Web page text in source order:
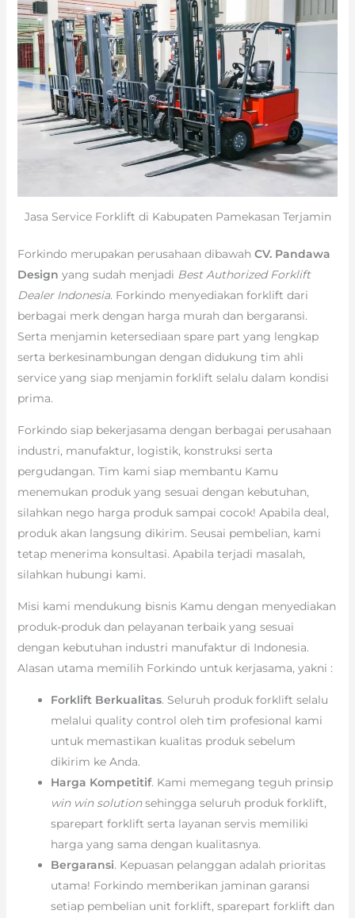
Jasa Service Forklift di Kabupaten Pamekasan Terjamin
Forkindo merupakan perusahaan dibawah CV. Pandawa
Design yang sudah menjadi Best Authorized Forklift
Dealer Indonesia. Forkindo menyediakan forklift dari
berbagai merk dengan harga murah dan bergaransi.
Serta menjamin ketersediaan spare part yang lengkap
serta berkesinambungan dengan didukung tim ahli
service yang siap menjamin forklift selalu dalam kondisi
prima.
Forkindo siap bekerjasama dengan berbagai perusahaan
industri, manufaktur, logistik, konstruksi serta
pergudangan. Tim kami siap membantu Kamu
menemukan produk yang sesuai dengan kebutuhan,
silahkan nego harga produk sampai cocok! Apabila deal,
produk akan langsung dikirim. Seusai pembelian, kami
tetap menerima konsultasi. Apabila terjadi masalah,
silahkan hubungi kami.
Misi kami mendukung bisnis Kamu dengan menyediakan
produk-produk dan pelayanan terbaik yang sesuai
dengan kebutuhan industri manufaktur di Indonesia.
Alasan utama memilih Forkindo untuk kerjasama, yakni :
Forklift Berkualitas. Seluruh produk forklift selalu
melalui quality control oleh tim profesional kami
untuk memastikan kualitas produk sebelum
dikirim ke Anda.
Harga Kompetitif. Kami memegang teguh prinsip
win win solutionsehingga seluruh produk forklift,
sparepart forklift serta layanan servis memiliki
harga yang sama dengan kualitasnya.
Bergaransi. Kepuasan pelanggan adalah prioritas
utama! Forkindo memberikan jaminan garansi
setiap pembelian unit forklift, sparepart forklift dan